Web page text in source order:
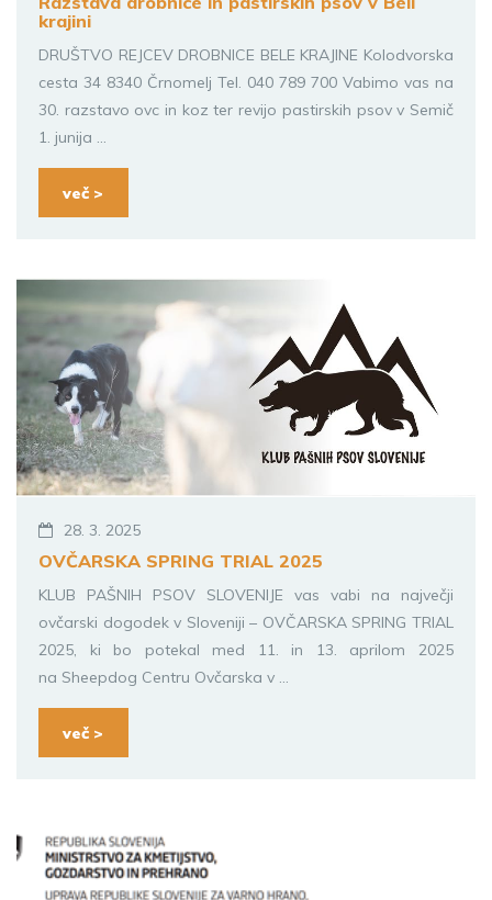
krajini
DRUŠTVO REJCEV DROBNICE BELE KRAJINE Kolodvorska
cesta 34 8340 Črnomelj Tel. 040 789 700 Vabimo vas na
30. razstavo ovc in koz ter revijo pastirskih psov v Semič
1. junija ...
več >
28. 3. 2025
OVČARSKA SPRING TRIAL 2025
KLUB PAŠNIH PSOV SLOVENIJE vas vabi na največji
ovčarski dogodek v Sloveniji – OVČARSKA SPRING TRIAL
2025, ki bo potekal med 11. in 13. aprilom 2025
na Sheepdog Centru Ovčarska v ...
več >